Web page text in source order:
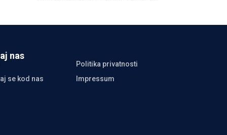
nas
Politika privatnosti
se kod nas
Impressum